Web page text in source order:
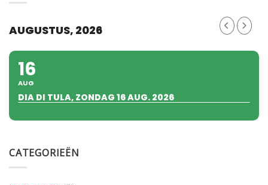
AUGUSTUS, 2026
16
AUG
DIA DI TULA, ZONDAG 16 AUG. 2026
CATEGORIEËN